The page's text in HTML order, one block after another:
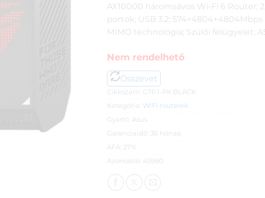
AX10000 háromsávos Wi-Fi 6 Router;
portok; USB 3.2;
MIMO technológia; Szülői felügyelet;
Nem rendelhető
Összevet
Cikkszám: GT6 1-PK BLACK
Kategória: WiFi routerek
Gyártó: Asus
Garanciaidő: 36 hónap
ÁFA: 27%
Azonosító: 45980